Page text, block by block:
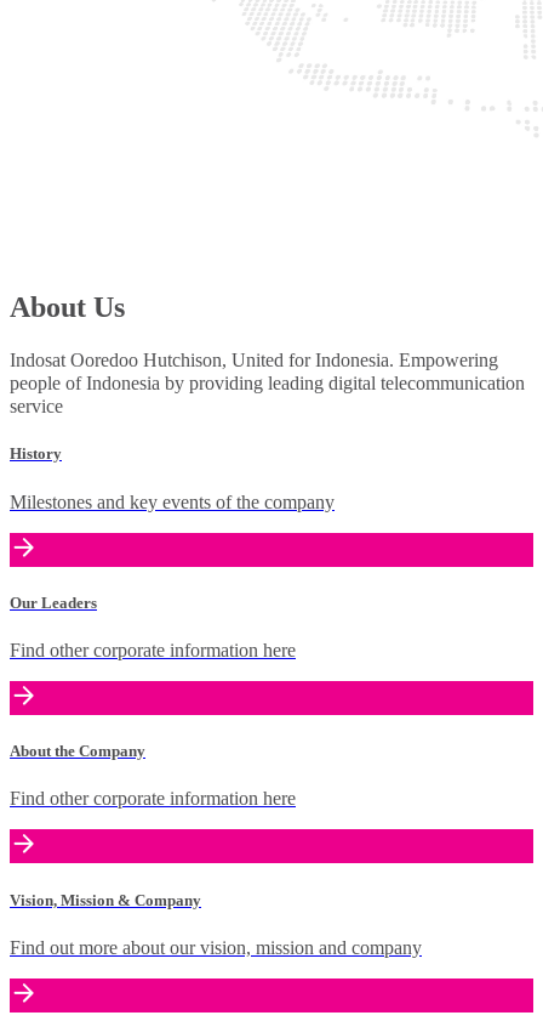
About Us
Indosat Ooredoo Hutchison, United for Indonesia. Empowering
people of Indonesia by providing leading digital telecommunication
service
History
Milestones and key events of the company
Our Leaders
Find other corporate information here
About the Company
Find other corporate information here
Vision, Mission & Company
Find out more about our vision, mission and company